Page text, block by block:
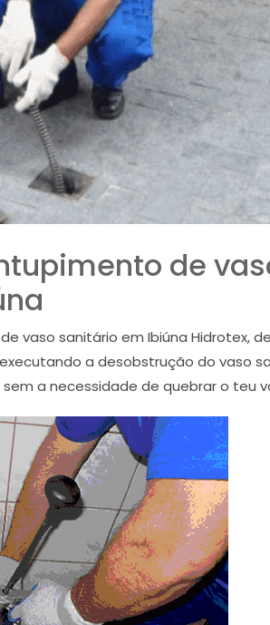
de
vaso sanitário em Ibiúna Hidrotex,
a desobstrução do vaso
a necessidade de quebrar o teu